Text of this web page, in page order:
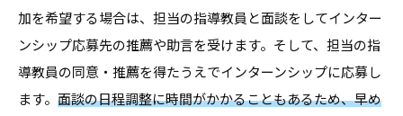
加を希望する場合は、担当の指導教員と面談をしてインター
ンシップ応募先の推薦や助言を受けます。そして、担当の指
導教員の同意・推薦を得たうえでインターンシップに応募し
ます。 面談の日程調整に時間がかかることもあるため、早め